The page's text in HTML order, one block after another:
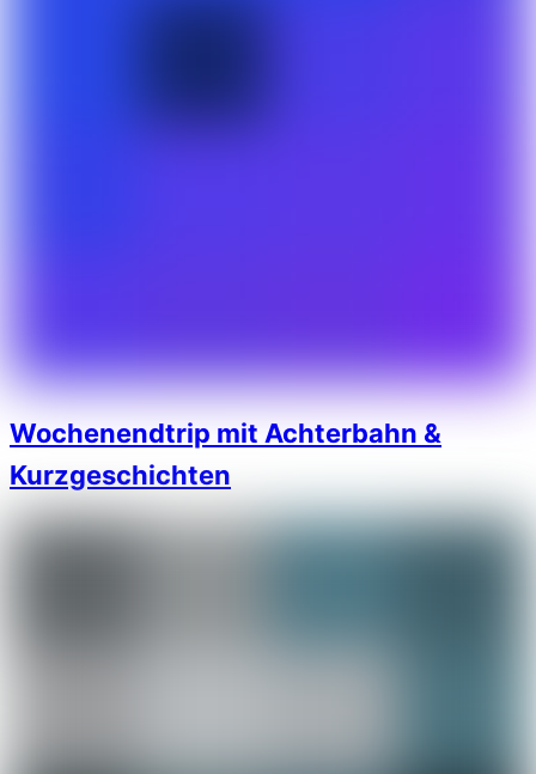
Wochenendtrip mit Achterbahn &
Kurzgeschichten